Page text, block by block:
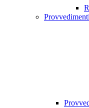
Provvedimenti